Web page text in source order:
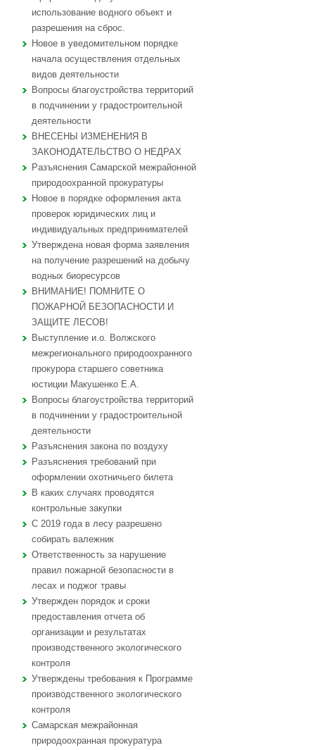
использование водного объект и
разрешения на сброс.
Новое в уведомительном порядке
начала осуществления отдельных
видов деятельности
Вопросы благоустройства территорий
в подчинении у градостроительной
деятельности
ВНЕСЕНЫ ИЗМЕНЕНИЯ В
ЗАКОНОДАТЕЛЬСТВО О НЕДРАХ
Разъяснения Самарской межрайонной
природоохранной прокуратуры
Новое в порядке оформления акта
проверок юридических лиц и
индивидуальных предпринимателей
Утверждена новая форма заявления
на получение разрешений на добычу
водных биоресурсов
ВНИМАНИЕ! ПОМНИТЕ О
ПОЖАРНОЙ БЕЗОПАСНОСТИ И
ЗАЩИТЕ ЛЕСОВ!
Выступление и.о. Волжского
межрегионального природоохранного
прокурора старшего советника
юстиции Макушенко Е.А.
Вопросы благоустройства территорий
в подчинении у градостроительной
деятельности
Разъяснения закона по воздуху
Разъяснения требований при
оформлении охотничьего билета
В каких случаях проводятся
контрольные закупки
С 2019 года в лесу разрешено
собирать валежник
Ответственность за нарушение
правил пожарной безопасности в
лесах и поджог травы
Утвержден порядок и сроки
предоставления отчета об
организации и результатах
производственного экологического
контроля
Утверждены требования к Программе
производственного экологического
контроля
Самарская межрайонная
природоохранная прокуратура